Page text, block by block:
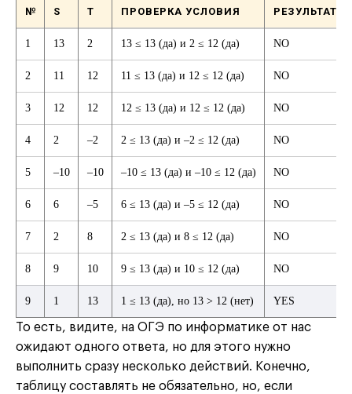
№ S T ПРОВЕРКА УСЛОВИЯ РЕЗУЛЬТАТ
1 13 2 13 ≤ 13 (да) и 2 ≤ 12 (да) NO
2 11 12 11 ≤ 13 (да) и 12 ≤ 12 (да) NO
3 12 12 12 ≤ 13 (да) и 12 ≤ 12 (да) NO
4 2 –2 2 ≤ 13 (да) и –2 ≤ 12 (да) NO
5 –10 –10 –10 ≤ 13 (да) и –10 ≤ 12 (да) NO
6 6 –5 6 ≤ 13 (да) и –5 ≤ 12 (да) NO
7 2 8 2 ≤ 13 (да) и 8 ≤ 12 (да) NO
8 9 10 9 ≤ 13 (да) и 10 ≤ 12 (да) NO
9 1 13 1 ≤ 13 (да), но 13 > 12 (нет) YES
То есть, видите, на ОГЭ по информатике от нас
ожидают одного ответа, но для этого нужно
выполнить сразу несколько действий. Конечно,
таблицу составлять не обязательно, но, если